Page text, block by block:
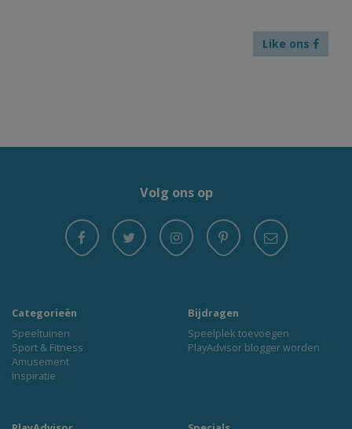
Like ons
Volg ons op
Categorieën
Speeltuinen
Sport & Fitness
Amusement
Inspiratie
Bijdragen
Speelplek toevoegen
PlayAdvisor blogger worden